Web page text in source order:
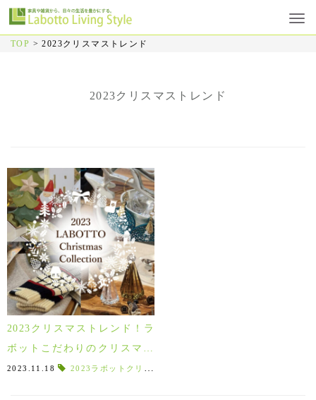
TOP >2023クリスマストレンド
2023クリスマストレンド
2023クリスマストレンド！ラ
ボットこだわりのクリスマス
特集！～12/25（月）
2023.11.18 2023ラボットクリスマス